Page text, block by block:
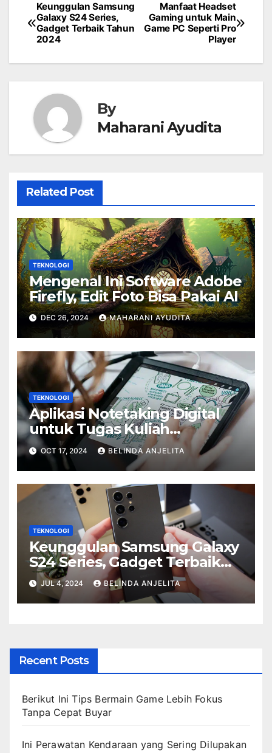
Post
navigation
Manfaat Headset
Gaming untuk Main
Game PC Seperti Pro
Player
Keunggulan Samsung
Galaxy S24 Series,
Gadget Terbaik Tahun
2024
By
Maharani Ayudita
Related Post
TEKNOLOGI
Mengenal Ini Software Adobe
Firefly, Edit Foto Bisa Pakai AI
DEC 26, 2024 MAHARANI AYUDITA
TEKNOLOGI
Aplikasi Notetaking Digital
untuk Tugas Kuliah
Mahasiswa
OCT 17, 2024 BELINDA ANJELITA
TEKNOLOGI
Keunggulan Samsung Galaxy
S24 Series, Gadget Terbaik
Tahun 2024
JUL 4, 2024 BELINDA ANJELITA
Recent Posts
Berikut Ini Tips Bermain Game Lebih Fokus
Tanpa Cepat Buyar
Ini Perawatan Kendaraan yang Sering Dilupakan